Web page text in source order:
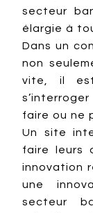
secteur
élargie à
Dans un
non
vite, il
faire ou ne
Un site
faire leurs
innovation
une
secteur